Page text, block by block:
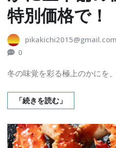
特別価格で！
pikakichi2015@gmail.com
0
冬の味覚を彩る極上のかにを
「続きを読む」